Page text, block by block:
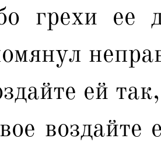
грехи ее
ей